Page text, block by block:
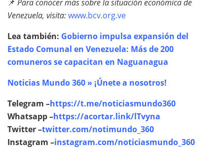
📌 Para conocer más sobre la situación económica de
Venezuela, visita:www.bcv.org.ve
Lea también: Gobierno impulsa expansión del
Estado Comunal en Venezuela: Más de 200
comuneros se capacitan en Naguanagua
Noticias Mundo 360 » ¡Únete a nosotros!
Telegram –https://t.me/noticiasmundo360
Whatsapp –https://acortar.link/lTvyna
Twitter –twitter.com/notimundo_360
Instagram –instagram.com/noticiasmundo_360